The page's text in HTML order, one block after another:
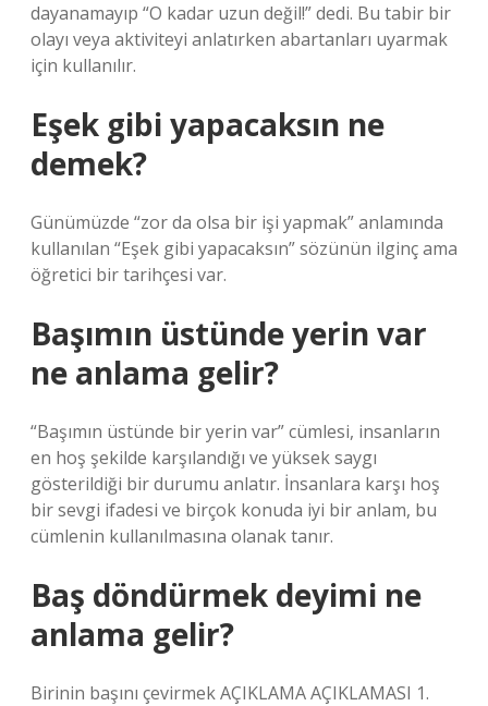
dayanamayıp “O kadar uzun değil!” dedi. Bu tabir bir
olayı veya aktiviteyi anlatırken abartanları uyarmak
için kullanılır.
Eşek gibi yapacaksın ne
demek?
Günümüzde “zor da olsa bir işi yapmak” anlamında
kullanılan “Eşek gibi yapacaksın” sözünün ilginç ama
öğretici bir tarihçesi var.
Başımın üstünde yerin var
ne anlama gelir?
“Başımın üstünde bir yerin var” cümlesi, insanların
en hoş şekilde karşılandığı ve yüksek saygı
gösterildiği bir durumu anlatır. İnsanlara karşı hoş
bir sevgi ifadesi ve birçok konuda iyi bir anlam, bu
cümlenin kullanılmasına olanak tanır.
Baş döndürmek deyimi ne
anlama gelir?
Birinin başını çevirmek AÇIKLAMA AÇIKLAMASI 1.